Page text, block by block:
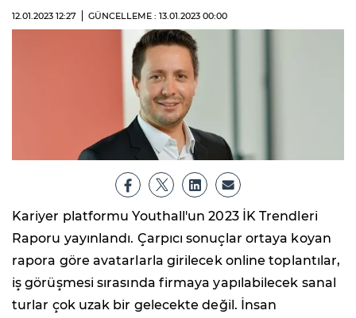
12.01.2023 12:27 GÜNCELLEME : 13.01.2023 00:00
Kariyer platformu Youthall'un 2023 İK Trendleri
Raporu yayınlandı. Çarpıcı sonuçlar ortaya koyan
rapora göre avatarlarla girilecek online toplantılar,
iş görüşmesi sırasında firmaya yapılabilecek sanal
turlar çok uzak bir gelecekte değil. İnsan